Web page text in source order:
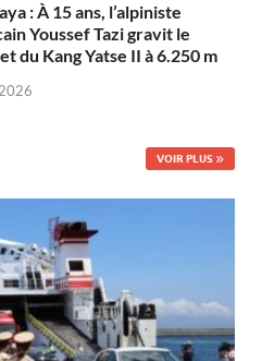
: À 15 ans, l’alpiniste
Youssef Tazi gravit le
du Kang Yatse II à 6.250 m
VOIR PLUS